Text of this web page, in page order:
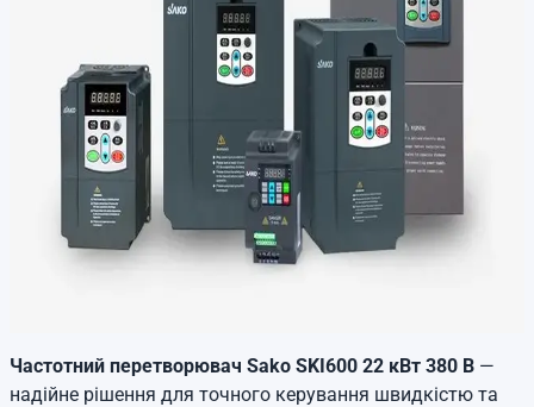
Частотний перетворювач Sako SKI600 22 кВт 380 В —
надійне рішення для точного керування швидкістю та